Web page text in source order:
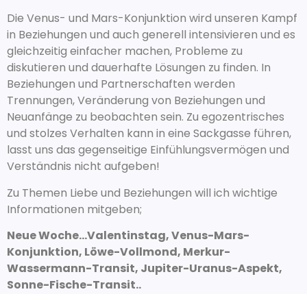
Die Venus- und Mars-Konjunktion wird unseren Kampf
in Beziehungen und auch generell intensivieren und es
gleichzeitig einfacher machen, Probleme zu
diskutieren und dauerhafte Lösungen zu finden. In
Beziehungen und Partnerschaften werden
Trennungen, Veränderung von Beziehungen und
Neuanfänge zu beobachten sein. Zu egozentrisches
und stolzes Verhalten kann in eine Sackgasse führen,
lasst uns das gegenseitige Einfühlungsvermögen und
Verständnis nicht aufgeben!
Zu Themen Liebe und Beziehungen will ich wichtige
Informationen mitgeben;
Neue Woche…Valentinstag, Venus-Mars-
Konjunktion, Löwe-Vollmond, Merkur-
Wassermann-Transit, Jupiter-Uranus-Aspekt,
Sonne-Fische-Transit..